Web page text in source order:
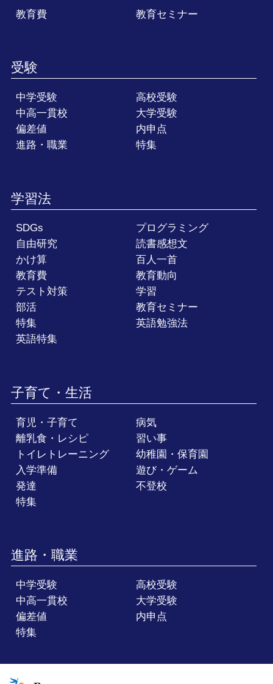
教育費 教育セミナー
受験
中学受験
高校受験
中高一貫校
大学受験
偏差値
内申点
進路・職業
特集
学習法
SDGs
プログラミング
自由研究
読書感想文
かけ算
百人一首
教育費
教育動向
テスト対策
学習
部活
教育セミナー
特集
英語勉強法
英語特集
子育て・生活
育児・子育て
病気
離乳食・レシピ
習い事
トイレトレーニング
幼稚園・保育園
入学準備
遊び・ゲーム
発達
不登校
特集
進路・職業
中学受験
高校受験
中高一貫校
大学受験
偏差値
内申点
特集